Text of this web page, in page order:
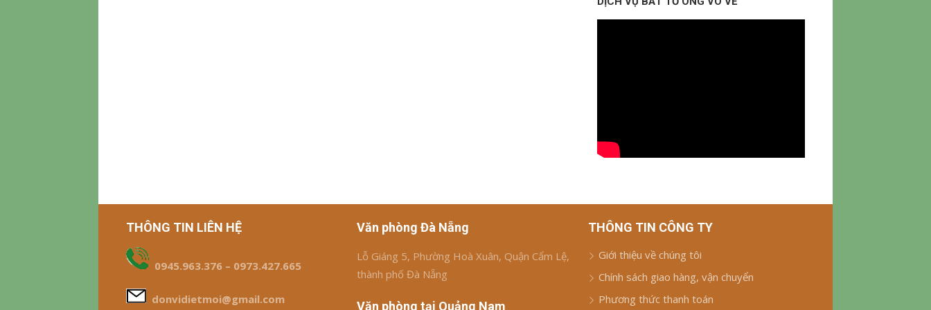
THÔNG TIN LIÊN HỆ
0945.963.376 – 0973.427.665
donvidietmoi@gmail.com
Văn phòng Đà Nẵng
Lỗ Giáng 5, Phường Hoà Xuân, Quận Cẩm Lệ,
thành phố Đà Nẵng
Văn phòng tại Quảng Nam
THÔNG TIN CÔNG TY
Giới thiệu về chúng tôi
Chính sách giao hàng, vận chuyển
Phương thức thanh toán